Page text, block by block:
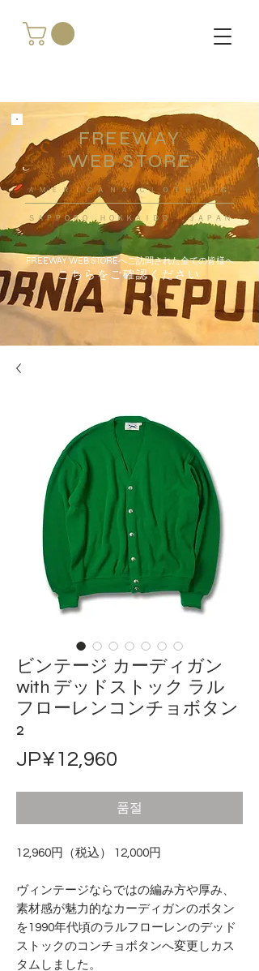
FREEWAY
WEB STORE
​ＡＭＥＲＩＣＡＮＡ ＣＬＯＴＨＩＮＧ
ＳＡＰＰＯＲＯ ＨＯＫＫＡＩＤＯ ，ＪＡＰＡＮ
FREEWAY WEB STOREへご訪問された全ての皆様へ
こちらをご確認ください
ビンテージ カーディガン
with デッドストック ラル
フローレンコンチョボタン
2
JP¥12,960
품절
12,960円（税込） 12,000円
ヴィンテージならではの編み方や厚み、
素材感が魅力的なカーディガンのボタン
を1990年代頃のラルフローレンのデッド
ストックのコンチョボタンへ変更しカス
タムしました。